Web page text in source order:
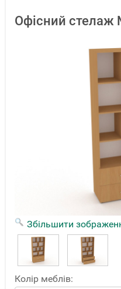
Офісний
Збільшити
Колір меблів: